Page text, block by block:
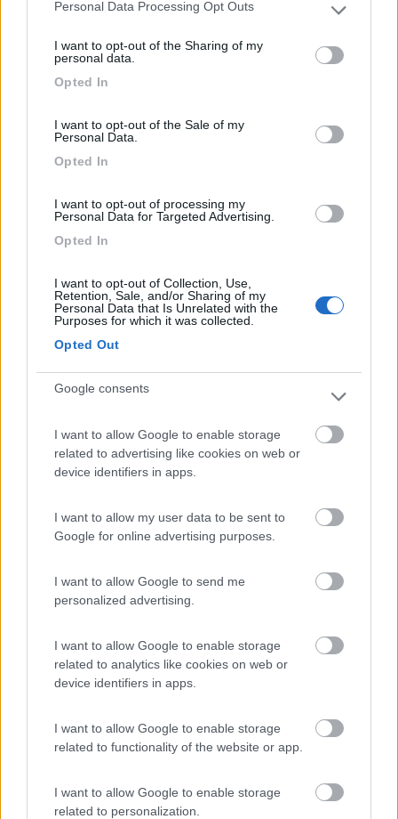
Please note that this website/app uses one or more Google
not limited to your visit or usage behaviour. You may click to
grant or deny consent to Google and its third-party tags to
use your data for below specified purposes in below Google
Personal Data Processing Opt Outs
I want to opt-out of the Sharing of my
personal data.
Opted In
I want to opt-out of the Sale of my
Personal Data.
Opted In
I want to opt-out of processing my
Personal Data for Targeted Advertising.
Opted In
I want to opt-out of Collection, Use,
Retention, Sale, and/or Sharing of my
Personal Data that Is Unrelated with the
Purposes for which it was collected.
Opted Out
Google consents
I want to allow Google to enable storage
related to advertising like cookies on web or
device identifiers in apps.
I want to allow my user data to be sent to
Google for online advertising purposes.
I want to allow Google to send me
personalized advertising.
I want to allow Google to enable storage
related to analytics like cookies on web or
device identifiers in apps.
I want to allow Google to enable storage
related to functionality of the website or app.
I want to allow Google to enable storage
related to personalization.
pannello per la corrente con prese europee.Il
calda solo quando i pannelli solari possono
funzionare. La strada per arrivare è con curve ma
ci sono molte aree per passare in due veicoli.
8.6
(5)
Campeggio
8.5
(24)
Camping Acqua Dolce
Levanto(SP)
Campeggio
9.7 Barga(LU)